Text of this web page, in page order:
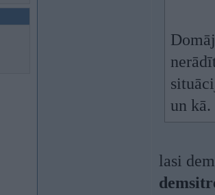
un kā.
lasi